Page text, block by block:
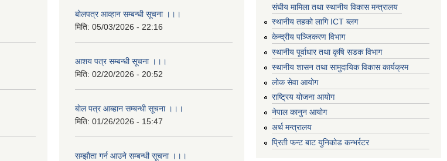
बोलपत्र आव्हान सम्बन्धी सूचना ।।।
मिति: 05/03/2026 - 22:16
आशय पत्र सम्बन्धी सूचना ।।।
मिति: 02/20/2026 - 20:52
बाेल पत्र आब्हान सम्बन्धी सूचना ।।।
मिति: 01/26/2026 - 15:47
सम्झाैता गर्न आउने सम्बन्धी सूचना ।।।
संघीय मामिला तथा स्थानीय विकास मन्त्रालय
स्थानीय तहको लागि ICT ब्लग
केन्द्रीय पञ्जिकरण विभाग
स्थानीय पूर्वाधार तथा कृषि सडक विभाग
स्थानीय शासन तथा सामुदायिक विकास कार्यक्रम
लोक सेवा आयोग
राष्ट्रिय योजना आयोग
नेपाल कानुन आयोग
अर्थ मन्त्रालय
प्रिती फन्ट बाट युनिकोड कन्भर्रटर